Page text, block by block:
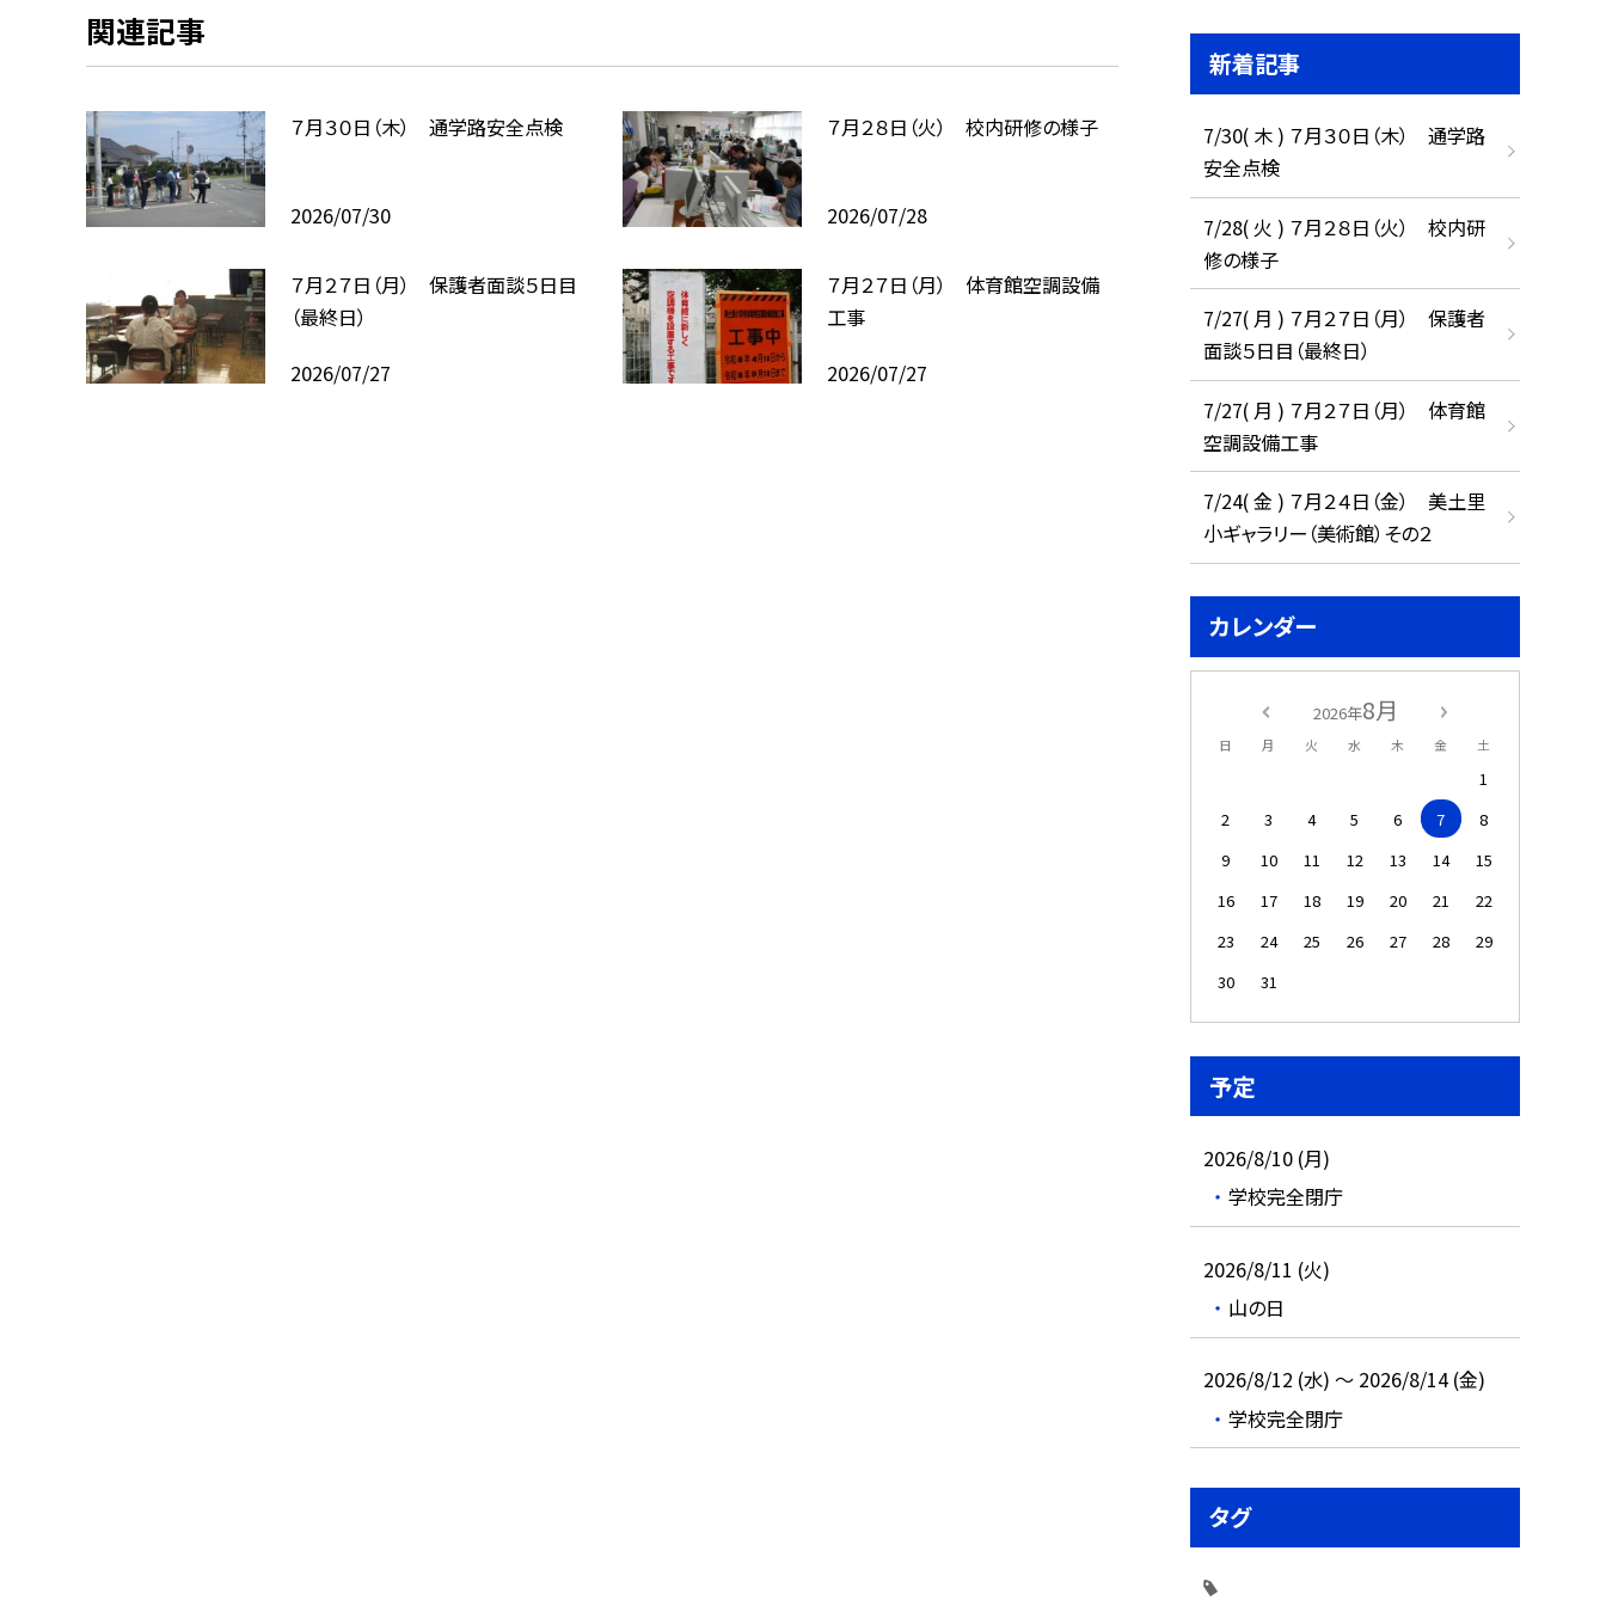
関連記事
７月３０日（木） 通学路安全点検
2026/07/30
７月２８日（火） 校内研修の様子
2026/07/28
７月２７日（月） 保護者面談５日目
（最終日）
2026/07/27
７月２７日（月） 体育館空調設備
工事
2026/07/27
新着記事
7/30( 木 ) ７月３０日（木） 通学路
安全点検
7/28( 火 ) ７月２８日（火） 校内研
修の様子
7/27( 月 ) ７月２７日（月） 保護者
面談５日目（最終日）
7/27( 月 ) ７月２７日（月） 体育館
空調設備工事
7/24( 金 ) ７月２４日（金） 美土里
小ギャラリー（美術館）その２
カレンダー
2026年8月
日 月 火 水 木 金 土
1
2
3 4 5 6 7
8
9
10 11 12 13 14
15
16
17 18 19 20 21
22
23
24 25 26 27 28
29
30
31
予定
2026/8/10 (月)
学校完全閉庁
2026/8/11 (火)
山の日
2026/8/12 (水) ～ 2026/8/14 (金)
学校完全閉庁
タグ